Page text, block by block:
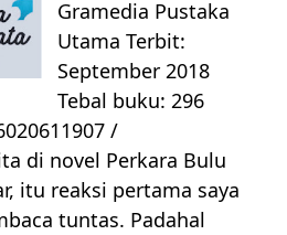
Gramedia Pustaka
Utama Terbit:
September 2018
Tebal buku: 296
/
di novel Perkara Bulu
itu reaksi pertama saya
tuntas. Padahal